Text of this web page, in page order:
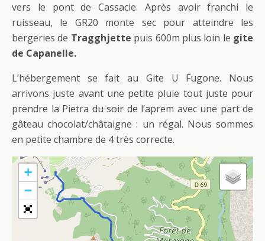
vers le pont de Cassacie. Après avoir franchi le
ruisseau, le GR20 monte sec pour atteindre les
bergeries de Tragghjette puis 600m plus loin le gite
de Capanelle.
L’hébergement se fait au Gite U Fugone. Nous
arrivons juste avant une petite pluie tout juste pour
prendre la Pietradu soir de l’aprem avec une part de
gâteau chocolat/châtaigne : un régal. Nous sommes
en petite chambre de 4 très correcte.
+
−